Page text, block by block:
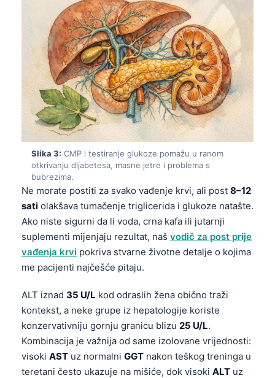
Slika 3: CMP i testiranje glukoze pomažu u ranom
otkrivanju dijabetesa, masne jetre i problema s
bubrezima.
Ne morate postiti za svako vađenje krvi, ali post 8–12
sati olakšava tumačenje triglicerida i glukoze natašte.
Ako niste sigurni da li voda, crna kafa ili jutarnji
suplementi mijenjaju rezultat, naš vodič za post prije
vađenja krvi pokriva stvarne životne detalje o kojima
me pacijenti najčešće pitaju.
ALT iznad 35 U/L kod odraslih žena obično traži
kontekst, a neke grupe iz hepatologije koriste
konzervativniju gornju granicu blizu 25 U/L.
Kombinacija je važnija od same izolovane vrijednosti:
visoki AST uz normalni GGT nakon teškog treninga u
teretani često ukazuje na mišiće, dok visoki ALT uz